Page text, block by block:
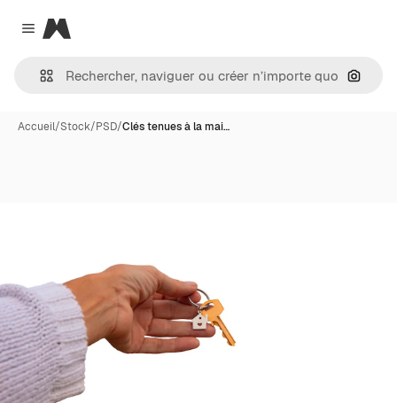
Close menu
Magnific
Accueil/Stock/PSD/Clés tenues à la mai…